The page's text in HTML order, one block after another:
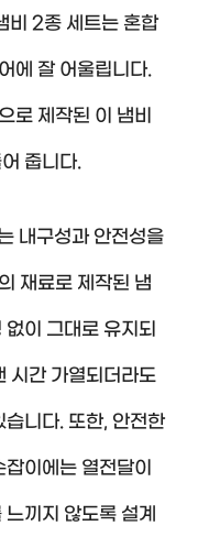
비 2종 세트는 혼합
에 잘 어울립니다.
로 제작된 이 냄비
줍니다.
내구성과 안전성을
재료로 제작된 냄
이 그대로 유지되
시간 가열되더라도
니다. 또한, 안전한
이에는 열전달이
끼지 않도록 설계